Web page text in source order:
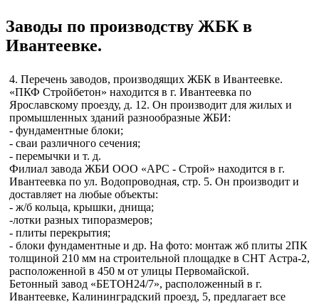
Заводы по производству ЖБК в
Ивантеевке.
4. Перечень заводов, производящих ЖБК в Ивантеевке.
«ПКФ Стройбетон» находится в г. Ивантеевка по
Ярославскому проезду, д. 12. Он производит для жилых и
промышленных зданий разнообразные ЖБИ:
- фундаментные блоки;
- сваи различного сечения;
- перемычки и т. д.
Филиал завода ЖБИ ООО «АРС - Строй» находится в г.
Ивантеевка по ул. Водопроводная, стр. 5. Он производит и
доставляет на любые объекты:
- ж/б кольца, крышки, днища;
-лотки разных типоразмеров;
- плиты перекрытия;
- блоки фундаментные и др. На фото: монтаж жб плиты 2ПК
толщиной 210 мм на строительной площадке в СНТ Астра-2,
расположенной в 450 м от улицы Первомайской.
Бетонный завод «БЕТОН24/7», расположенный в г.
Ивантеевке, Калининградский проезд, 5, предлагает все